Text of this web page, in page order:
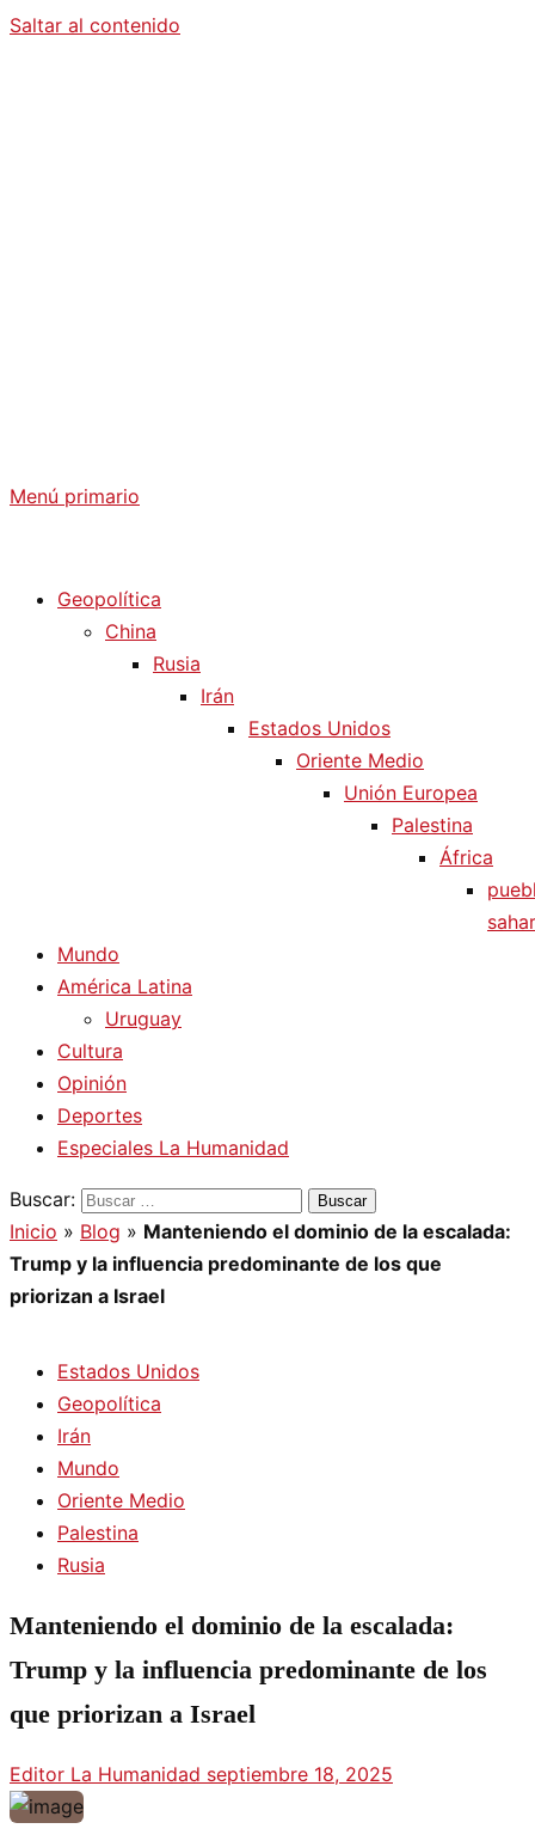
Saltar al contenido
Menú primario
Geopolítica
China
Rusia
Irán
Estados Unidos
Oriente Medio
Unión Europea
Palestina
África
Mundo
América Latina
Uruguay
Cultura
Opinión
Deportes
Especiales La Humanidad
Buscar:
Inicio » Blog » Manteniendo el dominio de la escalada:
Trump y la influencia predominante de los que
priorizan a Israel
Estados Unidos
Geopolítica
Irán
Mundo
Oriente Medio
Palestina
Rusia
Manteniendo el dominio de la escalada:
Trump y la influencia predominante de los
que priorizan a Israel
Editor La Humanidad septiembre 18, 2025